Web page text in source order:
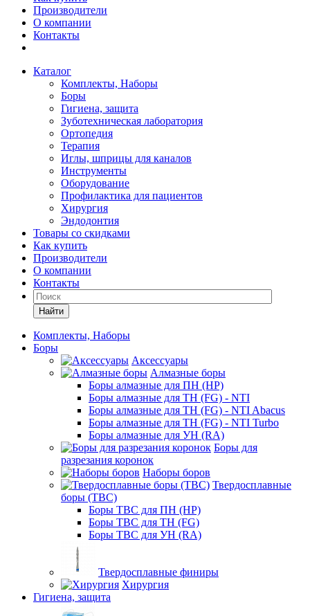
Производители
О компании
Контакты
Каталог
Комплекты, Наборы
Боры
Гигиена, защита
Зуботехническая лаборатория
Ортопедия
Терапия
Иглы, шприцы для каналов
Инструменты
Оборудование
Профилактика для пациентов
Хирургия
Эндодонтия
Товары со скидками
Как купить
Производители
О компании
Контакты
Найти
Комплекты, Наборы
Боры
Аксессуары
Алмазные боры
Боры алмазные для ПН (HP)
Боры алмазные для ТН (FG) - NTI
Боры алмазные для ТН (FG) - NTI Abacus
Боры алмазные для ТН (FG) - NTI Turbo
Боры алмазные для УН (RA)
Боры для
разрезания коронок
Наборы боров
Твердосплавные
боры (ТВС)
Боры ТВС для ПН (HP)
Боры ТВС для ТН (FG)
Боры ТВС для УН (RA)
Твердосплавные финиры
Хирургия
Гигиена, защита